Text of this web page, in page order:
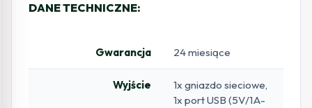
DANE TECHNICZNE:
Gwarancja 24 miesiące
Wyjście
1x gniazdo sieciowe,
1x port USB (5V/1A-